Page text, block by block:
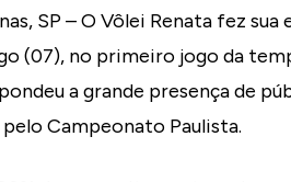
SP – O Vôlei Renata fez
(07), no primeiro jogo da
a grande presença de
pelo Campeonato Paulista.